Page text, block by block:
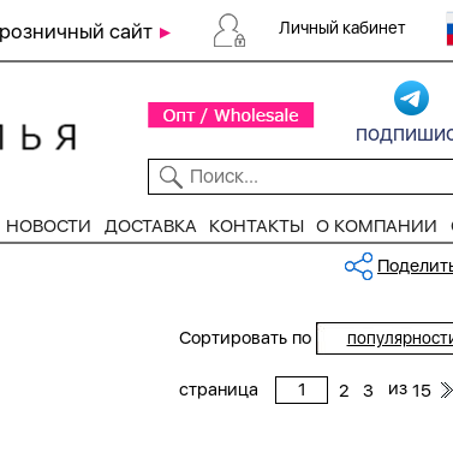
сайт Личный кабинет
НОВОСТИ ДОСТАВКА КОНТАКТЫ О КОМПАНИИ
Сортировать по
страница 2 3 из 15